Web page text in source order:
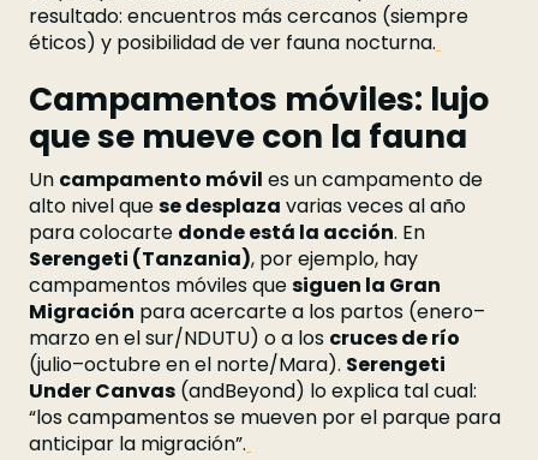
resultado: encuentros más cercanos (siempre
éticos) y posibilidad de ver fauna nocturna.
Campamentos móviles: lujo
que se mueve con la fauna
Un campamento móvil es un campamento de
alto nivel quese desplaza varias veces al año
para colocarte donde está la acción. En
Serengeti (Tanzania), por ejemplo, hay
campamentos móviles quesiguen la Gran
Migración para acercarte a los partos (enero–
marzo en el sur/NDUTU) o a los cruces de río
(julio–octubre en el norte/Mara). Serengeti
Under Canvas (andBeyond) lo explica tal cual:
“los campamentos se mueven por el parque para
anticipar la migración”.